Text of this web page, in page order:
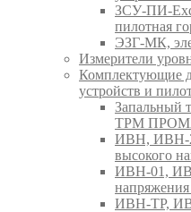
ЗСУ-ПИ-
пилотная
ЭЗГ-МК,
Измерители
Комплектующие
устройств и
Запальный
ТРМ
ИВН, ИВН-
высокого
ИВН-01,
ИВН-ТР,